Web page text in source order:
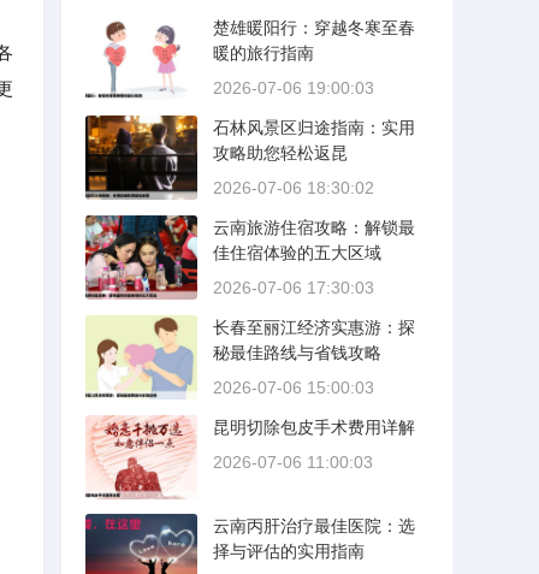
楚雄暖阳行：穿越冬寒至春
暖的旅行指南
2026-07-06 19:00:03
石林风景区归途指南：实用
攻略助您轻松返昆
2026-07-06 18:30:02
云南旅游住宿攻略：解锁最
佳住宿体验的五大区域
2026-07-06 17:30:03
长春至丽江经济实惠游：探
秘最佳路线与省钱攻略
2026-07-06 15:00:03
昆明切除包皮手术费用详解
2026-07-06 11:00:03
云南丙肝治疗最佳医院：选
择与评估的实用指南